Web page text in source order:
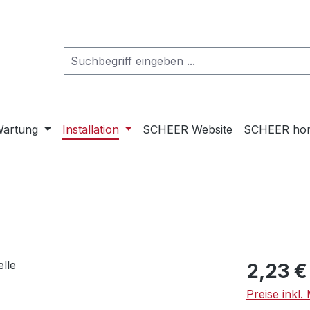
Installation SCHEER Website SCHEER
Regulärer
2,23 €
Preise inkl.